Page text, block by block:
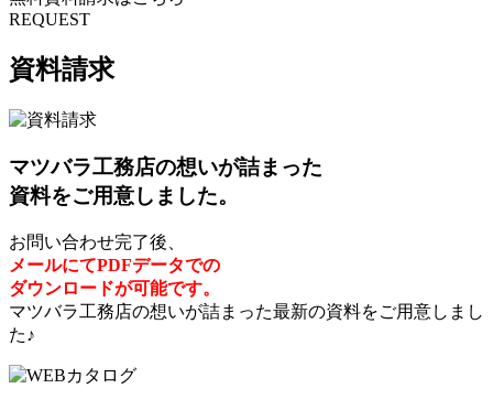
REQUEST
資料請求
マツバラ工務店の想いが詰まった
資料をご用意しました。
お問い合わせ完了後、
メールにてPDFデータでの
ダウンロードが可能です。
マツバラ工務店の想いが詰まった最新の資料をご用意しまし
た♪